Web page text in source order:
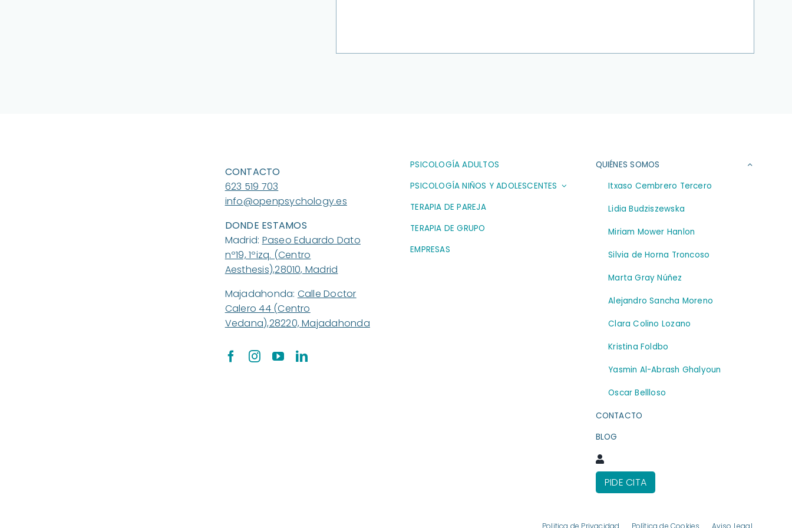
CONTACTO
623 519 703
info@openpsychology.es
DONDE ESTAMOS
Madrid: Paseo Eduardo Dato
nº19, 1ºizq. (Centro
Aesthesis),28010, Madrid
Majadahonda: Calle Doctor
Calero 44 (Centro
Vedana),28220, Majadahonda
PSICOLOGÍA ADULTOS
PSICOLOGÍA NIÑOS Y ADOLESCENTES
TERAPIA DE PAREJA
TERAPIA DE GRUPO
EMPRESAS
QUIÉNES SOMOS
Itxaso Cembrero Tercero
Lidia Budziszewska
Miriam Mower Hanlon
Silvia de Horna Troncoso
Marta Gray Núñez
Alejandro Sancha Moreno
Clara Colino Lozano
Kristina Foldbo
Yasmin Al-Abrash Ghalyoun
Oscar Bellloso
CONTACTO
BLOG
PIDE CITA